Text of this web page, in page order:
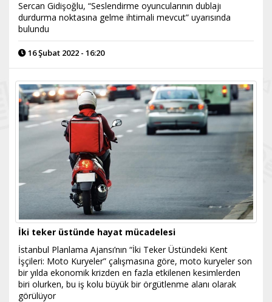
Sercan Gidişoğlu, “Seslendirme oyuncularının dublajı
durdurma noktasına gelme ihtimali mevcut” uyarısında
bulundu
16 Şubat 2022 - 16:20
İki teker üstünde hayat mücadelesi
İstanbul Planlama Ajansı’nın “İki Teker Üstündeki Kent
İşçileri: Moto Kuryeler” çalışmasına göre, moto kuryeler son
bir yılda ekonomik krizden en fazla etkilenen kesimlerden
biri olurken, bu iş kolu büyük bir örgütlenme alanı olarak
görülüyor